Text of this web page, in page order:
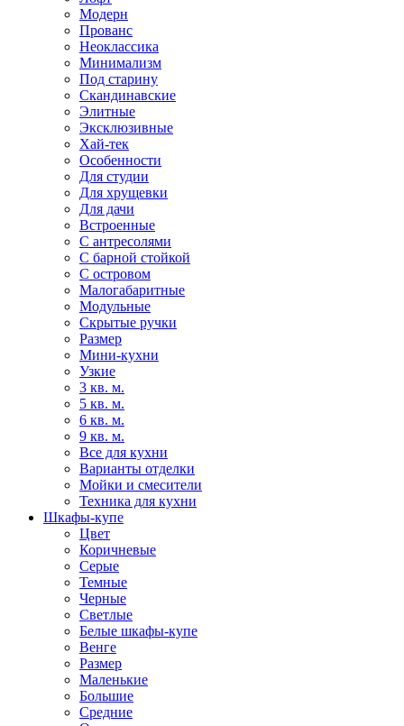
Модерн
Прованс
Неоклассика
Минимализм
Под старину
Скандинавские
Элитные
Эксклюзивные
Хай-тек
Особенности
Для студии
Для хрущевки
Для дачи
Встроенные
С антресолями
С барной стойкой
С островом
Малогабаритные
Модульные
Скрытые ручки
Размер
Мини-кухни
Узкие
3 кв. м.
5 кв. м.
6 кв. м.
9 кв. м.
Все для кухни
Варианты отделки
Мойки и смесители
Техника для кухни
Шкафы-купе
Цвет
Коричневые
Серые
Темные
Черные
Светлые
Белые шкафы-купе
Венге
Размер
Маленькие
Большие
Средние